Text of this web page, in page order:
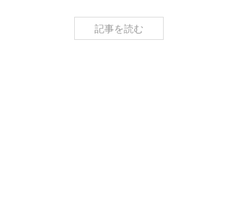
記事を読む